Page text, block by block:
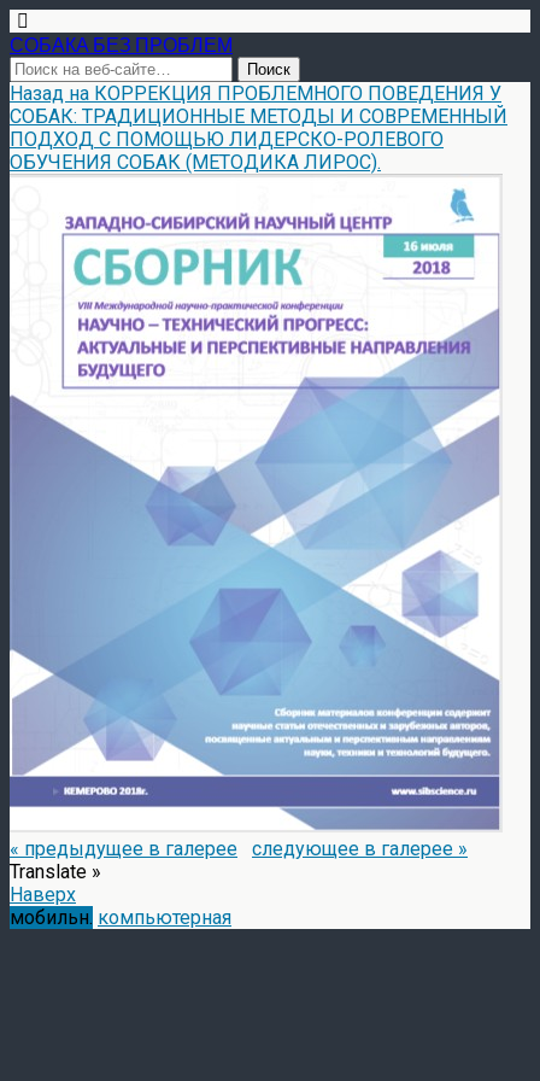
СОБАКА БЕЗ ПРОБЛЕМ
Назад на КОРРЕКЦИЯ ПРОБЛЕМНОГО ПОВЕДЕНИЯ У
СОБАК: ТРАДИЦИОННЫЕ МЕТОДЫ И СОВРЕМЕННЫЙ
ПОДХОД С ПОМОЩЬЮ ЛИДЕРСКО-РОЛЕВОГО
ОБУЧЕНИЯ СОБАК (МЕТОДИКА ЛИРОС).
« предыдущее в галерее
следующее в галерее »
Translate »
Наверх
мобильн. компьютерная